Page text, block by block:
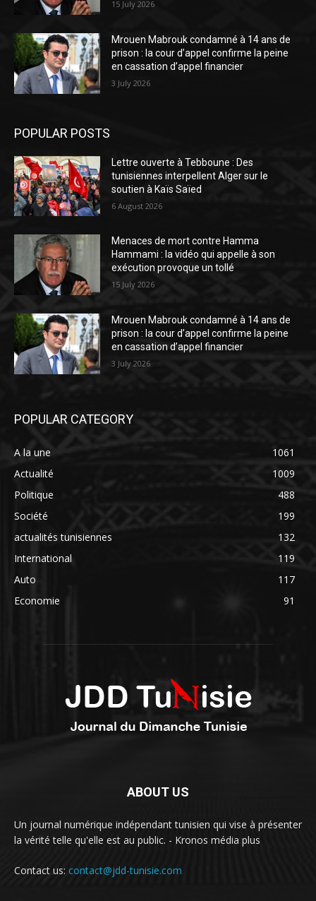
15 July 2026
Mrouen Mabrouk condamné à 14 ans de
prison : la cour d’appel confirme la peine
en cassation d’appel financier
3 July 2026
POPULAR POSTS
Lettre ouverte à Tebboune : Des
tunisiennes interpellent Alger sur le
soutien à Kaïs Saïed
6 August 2026
Menaces de mort contre Hamma
Hammami : la vidéo qui appelle à son
exécution provoque un tollé
15 July 2026
Mrouen Mabrouk condamné à 14 ans de
prison : la cour d’appel confirme la peine
en cassation d’appel financier
3 July 2026
POPULAR CATEGORY
A la une
1061
Actualité
1009
Politique
488
Société
199
actualités tunisiennes
132
International
119
Auto
117
Economie
91
ABOUT US
Un journal numérique indépendant tunisien qui vise à présenter
la vérité telle qu'elle est au public. - Kronos média plus
Contact us: contact@jdd-tunisie.com